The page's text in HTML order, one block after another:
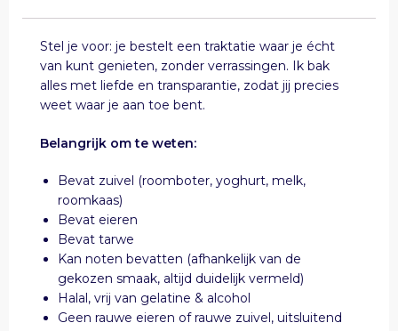
Stel je voor: je bestelt een traktatie waar je écht
van kunt genieten, zonder verrassingen. Ik bak
alles met liefde en transparantie, zodat jij precies
weet waar je aan toe bent.
Belangrijk om te weten:
Bevat zuivel (roomboter, yoghurt, melk,
roomkaas)
Bevat eieren
Bevat tarwe
Kan noten bevatten (afhankelijk van de
gekozen smaak, altijd duidelijk vermeld)
Halal, vrij van gelatine & alcohol
Geen rauwe eieren of rauwe zuivel, uitsluitend